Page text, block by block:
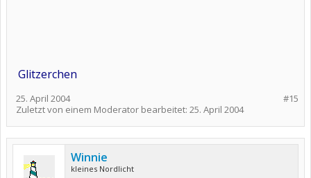
Glitzerchen
#15
25. April 2004
Zuletzt von einem Moderator bearbeitet: 25. April 2004
Winnie
kleines Nordlicht